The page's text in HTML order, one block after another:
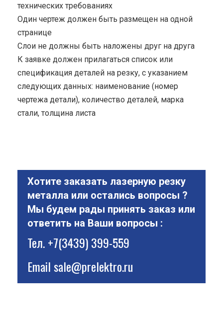
технических требованиях
Один чертеж должен быть размещен на одной
странице
Cлои не должны быть наложены друг на друга
К заявке должен прилагаться список или
спецификация деталей на резку, с указанием
следующих данных: наименование (номер
чертежа детали), количество деталей, марка
стали, толщина листа
Хотите заказать лазерную резку
металла или остались вопросы ?
Мы будем рады принять заказ или
ответить на Ваши вопросы :
Тел.+7(3439) 399-559
Emailsale@prelektro.ru